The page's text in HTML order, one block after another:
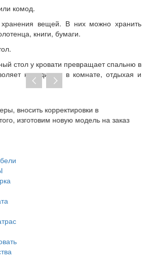
комод.
вещей. В них можно хранить
книги, бумаги.
стол у кровати превращает спальню в
находиться в комнате, отдыхая и
вносить корректировки в
изготовим новую модель на заказ